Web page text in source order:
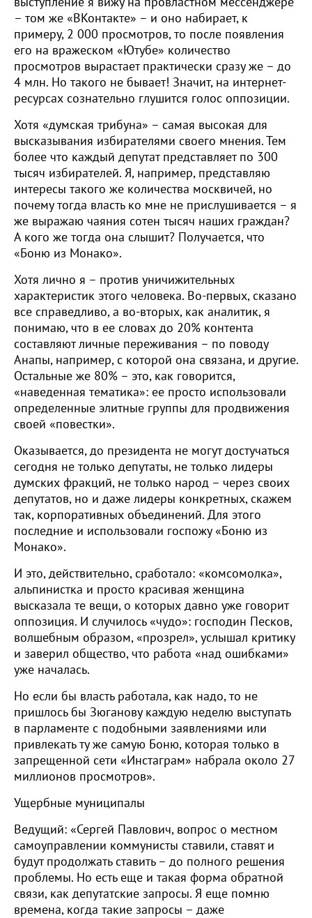
– том же «ВКонтакте» – и оно набирает, к
примеру, 2 000 просмотров, то после появления
его на вражеском «Ютубе» количество
просмотров вырастает практически сразу же – до
4 млн. Но такого не бывает! Значит, на интернет-
ресурсах сознательно глушится голос оппозиции.
Хотя «думская трибуна» – самая высокая для
высказывания избирателями своего мнения. Тем
более что каждый депутат представляет по 300
тысяч избирателей. Я, например, представляю
интересы такого же количества москвичей, но
почему тогда власть ко мне не прислушивается – я
же выражаю чаяния сотен тысяч наших граждан?
А кого же тогда она слышит? Получается, что
«Боню из Монако».
Хотя лично я – против уничижительных
характеристик этого человека. Во-первых, сказано
все справедливо, а во-вторых, как аналитик, я
понимаю, что в ее словах до 20% контента
составляют личные переживания – по поводу
Анапы, например, с которой она связана, и другие.
Остальные же 80% – это, как говорится,
«наведенная тематика»: ее просто использовали
определенные элитные группы для продвижения
своей «повестки».
Оказывается, до президента не могут достучаться
сегодня не только депутаты, не только лидеры
думских фракций, не только народ – через своих
депутатов, но и даже лидеры конкретных, скажем
так, корпоративных объединений. Для этого
последние и использовали госпожу «Боню из
Монако».
И это, действительно, сработало: «комсомолка»,
альпинистка и просто красивая женщина
высказала те вещи, о которых давно уже говорит
оппозиция. И случилось «чудо»: господин Песков,
волшебным образом, «прозрел», услышал критику
и заверил общество, что работа «над ошибками»
уже началась.
Но если бы власть работала, как надо, то не
пришлось бы Зюганову каждую неделю выступать
в парламенте с подобными заявлениями или
привлекать ту же самую Боню, которая только в
запрещенной сети «Инстаграм» набрала около 27
миллионов просмотров».
Ущербные муниципалы
Ведущий: «Сергей Павлович, вопрос о местном
самоуправлении коммунисты ставили, ставят и
будут продолжать ставить – до полного решения
проблемы. Но есть еще и такая форма обратной
связи, как депутатские запросы. Я еще помню
времена, когда такие запросы – даже